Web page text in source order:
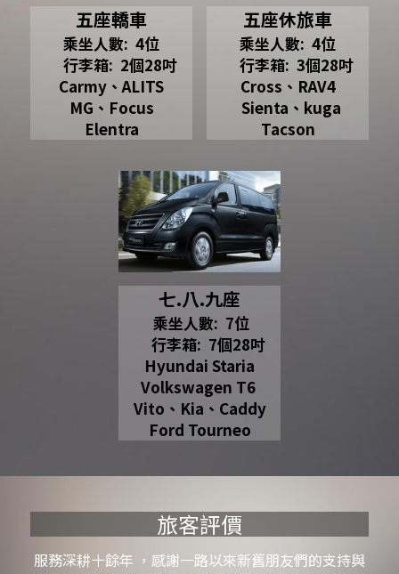
五座轎車
乘坐人數:  4位
     行李箱:  2個28吋
Carmy、ALITS
MG、Focus
Elentra
五座休旅車
乘坐人數:  4位
     行李箱:  3個28吋
Cross、RAV4
  Sienta、kuga
Tacson
七.八.九座​
乘坐人數:  7位
     行李箱:  7個28吋
Hyundai Staria
Volkswagen T6
Vito、Kia 、Caddy
Ford Tourneo
旅客評價
服務深耕十餘年 ，感謝一路以來新舊朋友們的支持與